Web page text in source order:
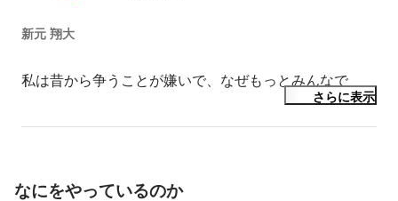
新元 翔大
私は昔から争うことが嫌いで、なぜもっとみんなで
さらに表示
なにをやっているのか